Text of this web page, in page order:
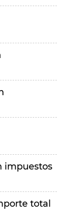
impuestos
total